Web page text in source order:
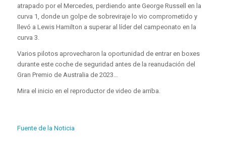
atrapado por el Mercedes, perdiendo ante George Russell en la
curva 1, donde un golpe de sobreviraje lo vio comprometido y
llevó a Lewis Hamilton a superar al líder del campeonato en la
curva 3.
Varios pilotos aprovecharon la oportunidad de entrar en boxes
durante este coche de seguridad antes de la reanudación del
Gran Premio de Australia de 2023…
Mira el inicio en el reproductor de video de arriba.
Fuente de la Noticia